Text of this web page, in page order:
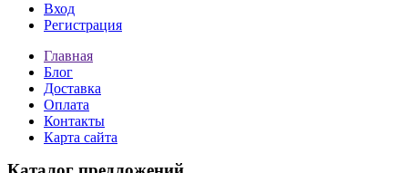
Вход
Регистрация
Главная
Блог
Доставка
Оплата
Контакты
Карта сайта